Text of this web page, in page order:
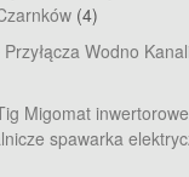
(4)
Wodno
Migomat
spawarka